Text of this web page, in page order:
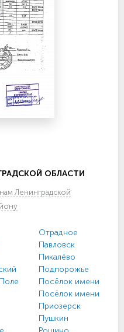
ОБЛАСТИ
Ленинградской
Отрадное
Павловск
Пикалёво
Подпорожье
Посёлок имени
Посёлок имени
Приозерск
Пушкин